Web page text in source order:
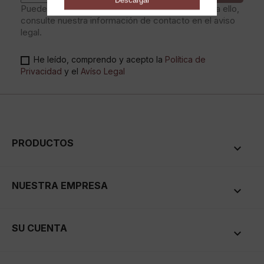
Puede darse de baja en cualquier momento. Para ello,
consulte nuestra información de contacto en el aviso
legal.
He leído, comprendo y acepto la Política de
Privacidad y el Avíso Legal
PRODUCTOS 
NUESTRA EMPRESA 
SU CUENTA 